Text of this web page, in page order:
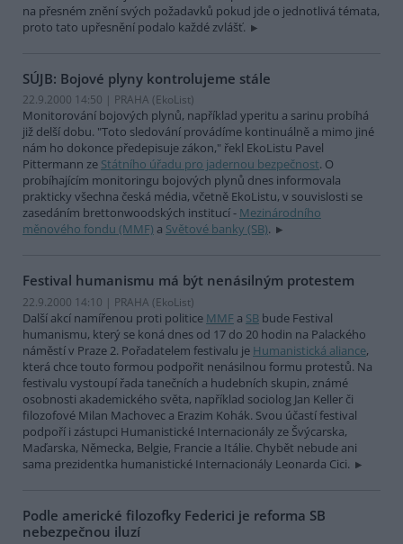
na přesném znění svých požadavků pokud jde o jednotlivá témata,
proto tato upřesnění podalo každé zvlášť.
SÚJB: Bojové plyny kontrolujeme stále
22.9.2000 14:50 | PRAHA (EkoList)
Monitorování bojových plynů, například yperitu a sarinu probíhá
již delší dobu. "Toto sledování provádíme kontinuálně a mimo jiné
nám ho dokonce předepisuje zákon," řekl EkoListu Pavel
Pittermann ze Státního úřadu pro jadernou bezpečnost. O
probíhajícím monitoringu bojových plynů dnes informovala
prakticky všechna česká média, včetně EkoListu, v souvislosti se
zasedáním brettonwoodských institucí - Mezinárodního
měnového fondu (MMF) a Světové banky (SB).
Festival humanismu má být nenásilným protestem
22.9.2000 14:10 | PRAHA (EkoList)
Další akcí namířenou proti politice MMF a SB bude Festival
humanismu, který se koná dnes od 17 do 20 hodin na Palackého
náměstí v Praze 2. Pořadatelem festivalu je Humanistická aliance,
která chce touto formou podpořit nenásilnou formu protestů. Na
festivalu vystoupí řada tanečních a hudebních skupin, známé
osobnosti akademického světa, například sociolog Jan Keller či
filozofové Milan Machovec a Erazim Kohák. Svou účastí festival
podpoří i zástupci Humanistické Internacionály ze Švýcarska,
Maďarska, Německa, Belgie, Francie a Itálie. Chybět nebude ani
sama prezidentka humanistické Internacionály Leonarda Cici.
Podle americké filozofky Federici je reforma SB
nebezpečnou iluzí